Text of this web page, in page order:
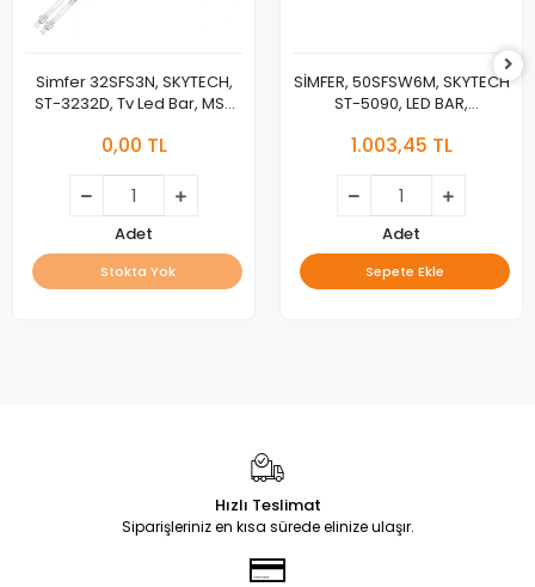
Simfer 32SFS3N, SKYTECH,
ST-3232D, Tv Led Bar, MS-
Takımı JL.D32061330-140GS-
0,00 TL
Adet
Stokta Yok
SİMFER, 50SFSW6M, SKYTECH
ST-5090, LED BAR,
M_V03, MS-L4703,
1.003,45 TL
Adet
Sepete Ekle
Hızlı Teslimat
Siparişleriniz en kısa sürede elinize ulaşır.